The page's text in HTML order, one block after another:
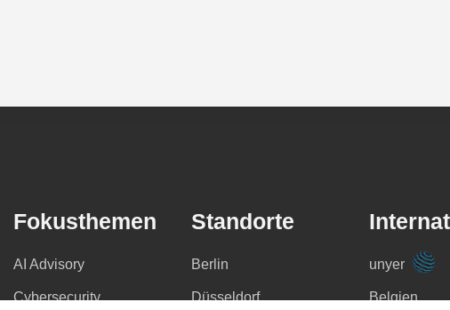
Fokusthemen
AI Advisory
Cybersecurity
Standorte
Berlin
Düsseldorf
unyer
Belgien